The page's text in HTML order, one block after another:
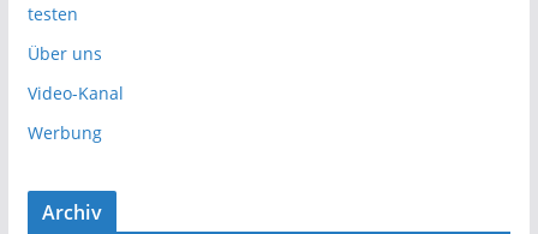
testen
Über uns
Video-Kanal
Werbung
Archiv